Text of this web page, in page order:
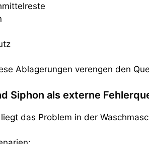
Ablagerungen verengen den
Siphon als externe
das Problem in der